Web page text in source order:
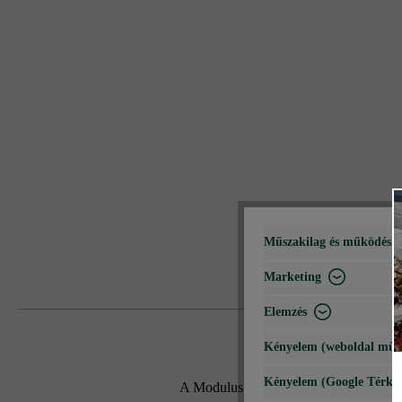
A Modulus Pur kerítés- és falazókő
Műszakilag és
Marketing
Elemzés
Kényelem (weboldal
Kényelem (Google